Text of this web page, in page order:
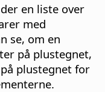
en liste over
med
se, om en
på plustegnet,
plustegnet for